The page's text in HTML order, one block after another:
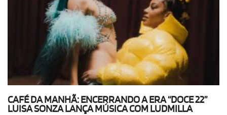
CAFÉ DA MANHÃ: ENCERRANDO A ERA “DOCE 22”
LUISA SONZA LANÇA MÚSICA COM LUDMILLA